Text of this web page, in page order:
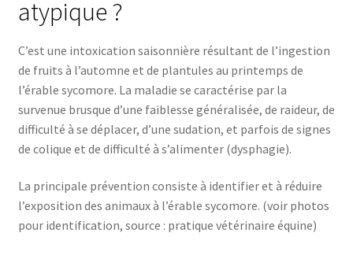
atypique ?
C’est une intoxication saisonnière résultant de l’ingestion
de fruits à l’automne et de plantules au printemps de
l’érable sycomore. La maladie se caractérise par la
survenue brusque d’une faiblesse généralisée, de raideur, de
difficulté à se déplacer, d’une sudation, et parfois de signes
de colique et de difficulté à s’alimenter (dysphagie).
La principale prévention consiste à identifier et à réduire
l’exposition des animaux à l’érable sycomore. (voir photos
pour identification, source : pratique vétérinaire équine)